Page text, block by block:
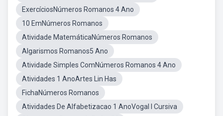
ExercíciosNúmeros Romanos 4 Ano
10 EmNúmeros Romanos
Atividade MatemáticaNúmeros Romanos
Algarismos Romanos5 Ano
Atividade Simples ComNúmeros Romanos 4 Ano
Atividades 1 AnoArtes Lin Has
FichaNúmeros Romanos
Atividades De Alfabetizacao 1 AnoVogal I Cursiva